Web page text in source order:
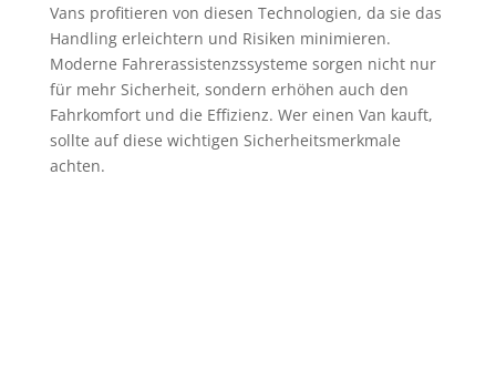
Vans profitieren von diesen Technologien, da sie das
Handling erleichtern und Risiken minimieren.
Moderne Fahrerassistenzssysteme sorgen nicht nur
für mehr Sicherheit, sondern erhöhen auch den
Fahrkomfort und die Effizienz. Wer einen Van kauft,
sollte auf diese wichtigen Sicherheitsmerkmale
achten.